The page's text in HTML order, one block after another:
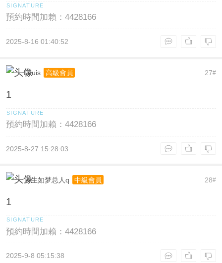
預約時間加賴：4428166
2025-8-16 01:40:52
27#
Louis 高級會員
1
預約時間加賴：4428166
2025-8-27 15:28:03
28#
人生如梦总人q 中級會員
1
預約時間加賴：4428166
2025-9-8 05:15:38